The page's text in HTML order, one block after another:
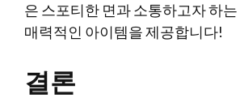
은 스포티한 면과 소통하고자 하
매력적인 아이템을 제공합니다!
결론